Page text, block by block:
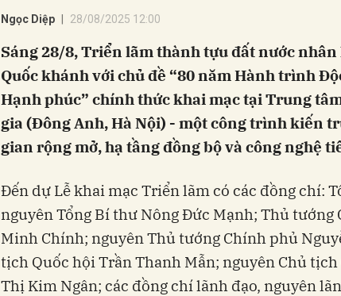
Ngọc Diệp 28/08/2025 12:00
Sáng 28/8, Triển lãm thành tựu đất nước
Quốc khánh với chủ đề “80 năm Hành trình
Hạnh phúc” chính thức khai mạc tại Trung
gia (Đông Anh, Hà Nội) - một công trình kiến
gian rộng mở, hạ tầng đồng bộ và công nghệ
Đến dự Lễ khai mạc Triển lãm có các đồng chí:
nguyên Tổng Bí thư Nông Đức Mạnh; Thủ tướng
Minh Chính; nguyên Thủ tướng Chính phủ
tịch Quốc hội Trần Thanh Mẫn; nguyên Chủ
Thị Kim Ngân; các đồng chí lãnh đạo, nguyên